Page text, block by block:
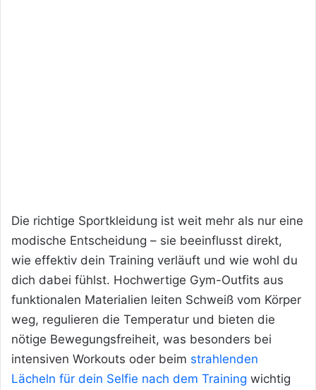
Die richtige Sportkleidung ist weit mehr als nur eine
modische Entscheidung – sie beeinflusst direkt,
wie effektiv dein Training verläuft und wie wohl du
dich dabei fühlst. Hochwertige Gym-Outfits aus
funktionalen Materialien leiten Schweiß vom Körper
weg, regulieren die Temperatur und bieten die
nötige Bewegungsfreiheit, was besonders bei
intensiven Workouts oder beim strahlenden
Lächeln für dein Selfie nach dem Training wichtig